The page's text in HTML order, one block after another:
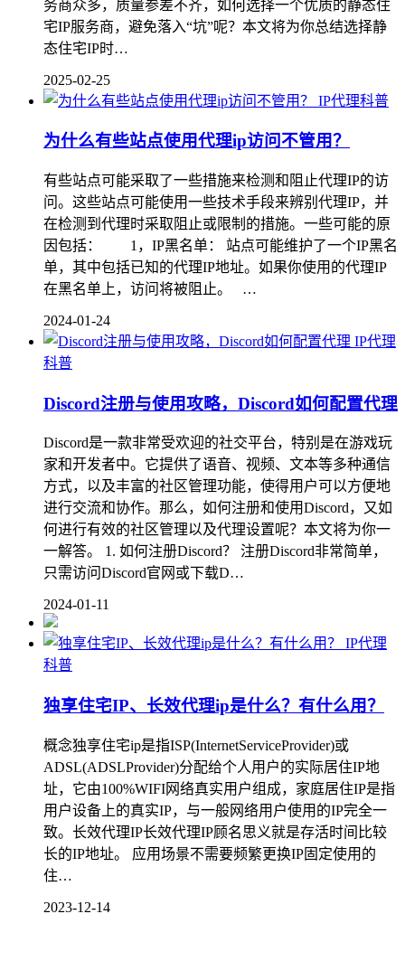
务商众多，质量参差不齐，如何选择一个优质的静态住
宅IP服务商，避免落入“坑”呢？本文将为你总结选择静
态住宅IP时…
2025-02-25
IP代理科普
为什么有些站点使用代理ip访问不管用？
有些站点可能采取了一些措施来检测和阻止代理IP的访
问。这些站点可能使用一些技术手段来辨别代理IP，并
在检测到代理时采取阻止或限制的措施。一些可能的原
因包括： 1，IP黑名单： 站点可能维护了一个IP黑名
单，其中包括已知的代理IP地址。如果你使用的代理IP
在黑名单上，访问将被阻止。 …
2024-01-24
IP代理
科普
Discord注册与使用攻略，Discord如何配置代理
Discord是一款非常受欢迎的社交平台，特别是在游戏玩
家和开发者中。它提供了语音、视频、文本等多种通信
方式，以及丰富的社区管理功能，使得用户可以方便地
进行交流和协作。那么，如何注册和使用Discord，又如
何进行有效的社区管理以及代理设置呢？本文将为你一
一解答。 1. 如何注册Discord？ 注册Discord非常简单，
只需访问Discord官网或下载D…
2024-01-11
IP代理
科普
独享住宅IP、长效代理ip是什么？有什么用？
概念独享住宅ip是指ISP(InternetServiceProvider)或
ADSL(ADSLProvider)分配给个人用户的实际居住IP地
址，它由100%WIFI网络真实用户组成，家庭居住IP是指
用户设备上的真实IP，与一般网络用户使用的IP完全一
致。长效代理IP长效代理IP顾名思义就是存活时间比较
长的IP地址。 应用场景不需要频繁更换IP固定使用的
住…
2023-12-14